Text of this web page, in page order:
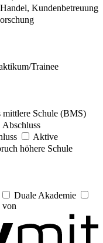
Kundenbetreuung
Trainee
mittlere Schule (BMS)
Abschluss
Aktive
höhere Schule
Duale Akademie
von